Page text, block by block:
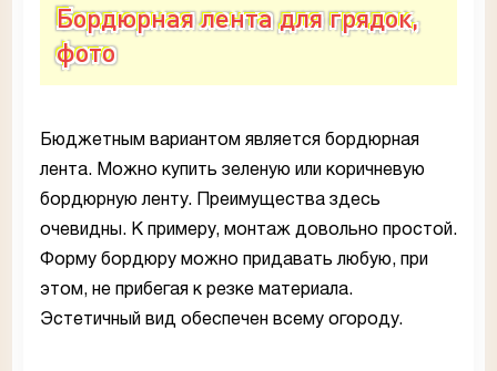
Бордюрная лента для грядок,
фото
Бюджетным вариантом является бордюрная
лента. Можно купить зеленую или коричневую
бордюрную ленту. Преимущества здесь
очевидны. К примеру, монтаж довольно простой.
Форму бордюру можно придавать любую, при
этом, не прибегая к резке материала.
Эстетичный вид обеспечен всему огороду.